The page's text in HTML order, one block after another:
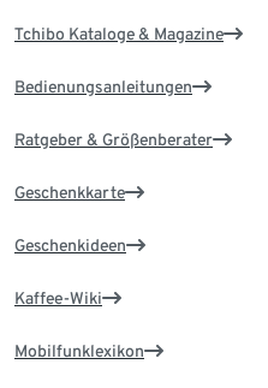
Tchibo Kataloge & Magazine
Bedienungsanleitungen
Ratgeber & Größenberater
Geschenkkarte
Geschenkideen
Kaffee-Wiki
Mobilfunklexikon